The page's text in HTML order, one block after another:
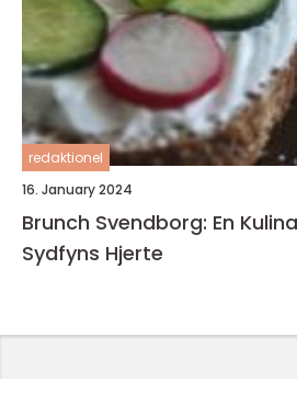
redaktionel
16. January 2024
Brunch Svendborg: En
Sydfyns Hjerte